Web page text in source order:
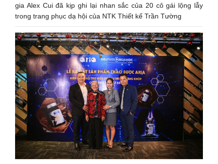
gia Alex Cui đã kịp ghi lại nhan sắc của 20 cô gái lộng lẫy
trong trang phục dạ hội của NTK Thiết kế Trần Tường